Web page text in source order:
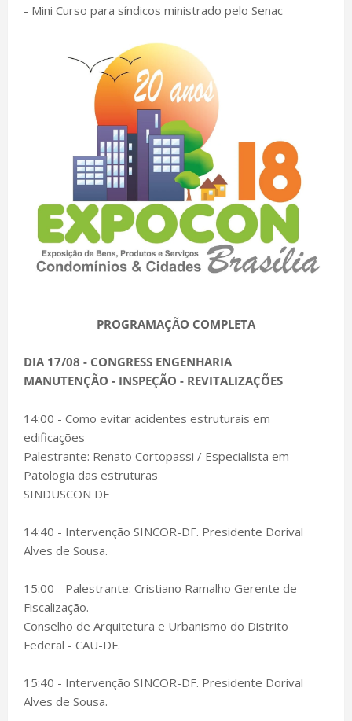
- Mini Curso para síndicos ministrado pelo Senac
PROGRAMAÇÃO COMPLETA
DIA 17/08 - CONGRESS ENGENHARIA
MANUTENÇÃO - INSPEÇÃO - REVITALIZAÇÕES
14:00 - Como evitar acidentes estruturais em
edificações
Palestrante: Renato Cortopassi / Especialista em
Patologia das estruturas
SINDUSCON DF
14:40 - Intervenção SINCOR-DF. Presidente Dorival
Alves de Sousa.
15:00 - Palestrante: Cristiano Ramalho Gerente de
Fiscalização.
Conselho de Arquitetura e Urbanismo do Distrito
Federal - CAU-DF.
15:40 - Intervenção SINCOR-DF. Presidente Dorival
Alves de Sousa.